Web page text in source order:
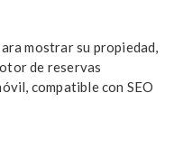
mostrar su propiedad,
de reservas
compatible con SEO